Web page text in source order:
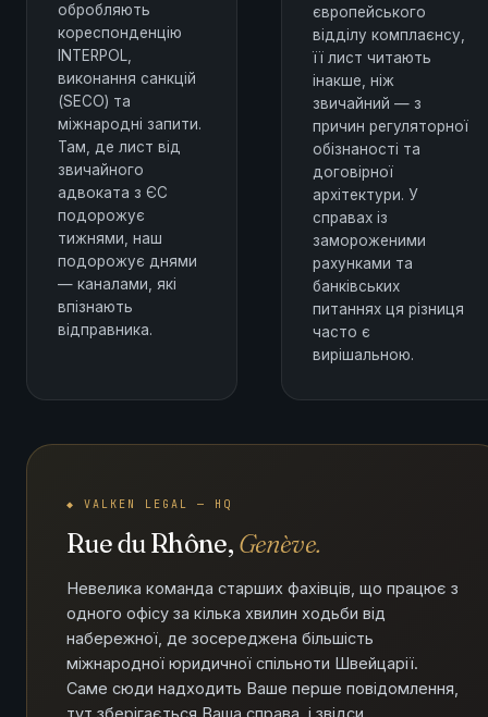
обробляють
кореспонденцію
INTERPOL,
виконання санкцій
(SECO) та
міжнародні запити.
Там, де лист від
звичайного
адвоката з ЄС
подорожує
тижнями, наш
подорожує днями
— каналами, які
впізнають
відправника.
європейського
відділу комплаєнсу,
її лист читають
інакше, ніж
звичайний — з
причин регуляторної
обізнаності та
договірної
архітектури. У
справах із
замороженими
рахунками та
банківських
питаннях ця різниця
часто є
вирішальною.
◆ VALKEN LEGAL — HQ
Rue du Rhône, Genève.
Невелика команда старших фахівців, що працює з
одного офісу за кілька хвилин ходьби від
набережної, де зосереджена більшість
міжнародної юридичної спільноти Швейцарії.
Саме сюди надходить Ваше перше повідомлення,